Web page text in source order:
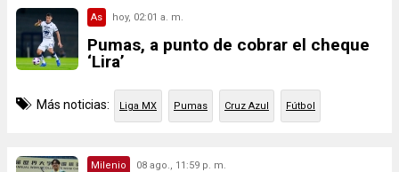
As hoy, 02:01 a. m.
Pumas, a punto de cobrar el cheque
‘Lira’
Más noticias: Liga MX Pumas Cruz Azul Fútbol
Milenio 08 ago., 11:59 p. m.